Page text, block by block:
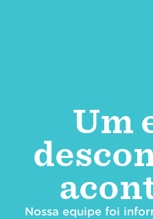
Um
Nossa equipe foi